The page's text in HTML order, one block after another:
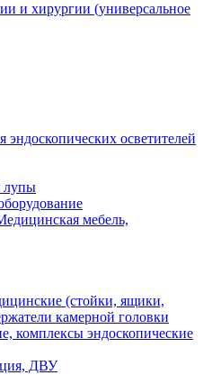
и хирургии (универсальное
осветителей
лупы
мебель,
(стойки, ящики,
камерной головки
комплексы эндоскопические
ДВУ